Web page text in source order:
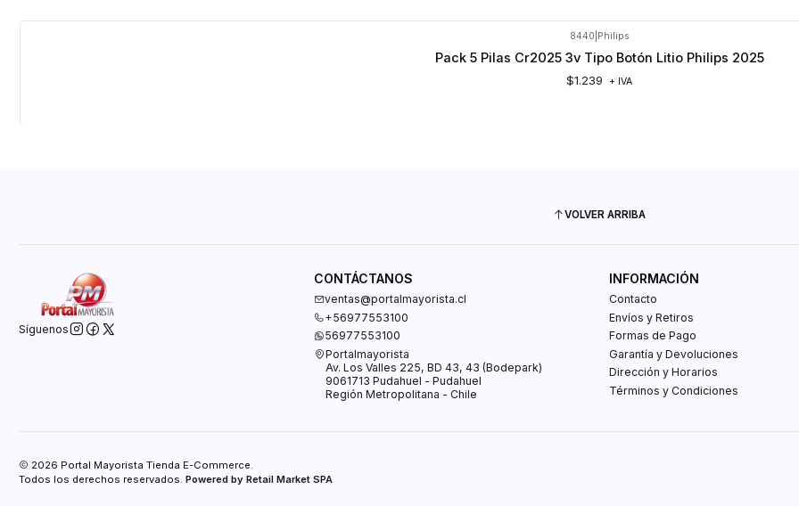
8440 Philips
Pack 5 Pilas Cr2025 3v Tipo Botón Litio Philips 2025
$1.239 + IVA
VOLVER ARRIBA
Síguenos
CONTÁCTANOS
ventas@portalmayorista.cl
+56977553100
56977553100
Portalmayorista
Av. Los Valles 225, BD 43, 43 (Bodepark)
9061713 Pudahuel - Pudahuel
Región Metropolitana - Chile
INFORMACIÓN
Contacto
Envíos y Retiros
Formas de Pago
Garantía y Devoluciones
Dirección y Horarios
Términos y Condiciones
2026 Portal Mayorista Tienda E-Commerce.
Todos los derechos reservados. Powered by Retail Market SPA